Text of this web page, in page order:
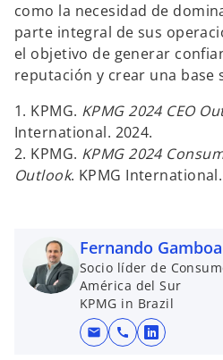
como la necesidad de
parte integral de sus
el objetivo de generar
reputación y crear una base
1. KPMG. KPMG 2024 CEO
International. 2024.
2. KPMG. KPMG 2024
Outlook. KPMG
Fernando Gamboa
Socio líder de
América del Sur
KPMG in Brazil
mail call
s